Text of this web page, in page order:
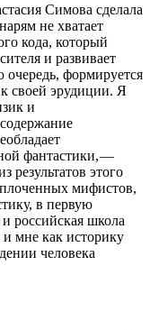
Симова сделала
не хватает
кода, который
и развивает
формируется
своей эрудиции. Я
и
фантастики, —
этого
мифистов,
в первую
российская школа
мне как историку
человека